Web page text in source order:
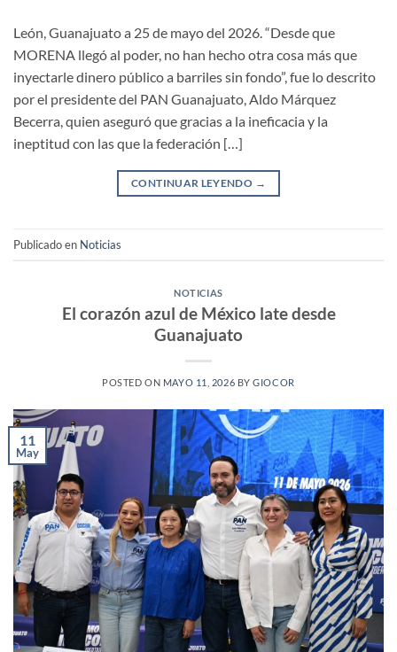
León, Guanajuato a 25 de mayo del 2026. “Desde que
MORENA llegó al poder, no han hecho otra cosa más que
inyectarle dinero público a barriles sin fondo”, fue lo descrito
por el presidente del PAN Guanajuato, Aldo Márquez
Becerra, quien aseguró que gracias a la ineficacia y la
ineptitud con las que la federación […]
CONTINUAR LEYENDO →
Publicado en Noticias
NOTICIAS
El corazón azul de México late desde
Guanajuato
POSTED ON MAYO 11, 2026 BYGIOCOR
11
May